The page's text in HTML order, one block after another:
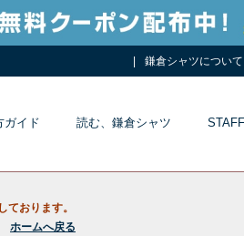
鎌倉シャツについて
ガイド 読む、鎌倉シャツ
ております。
ホームへ戻る